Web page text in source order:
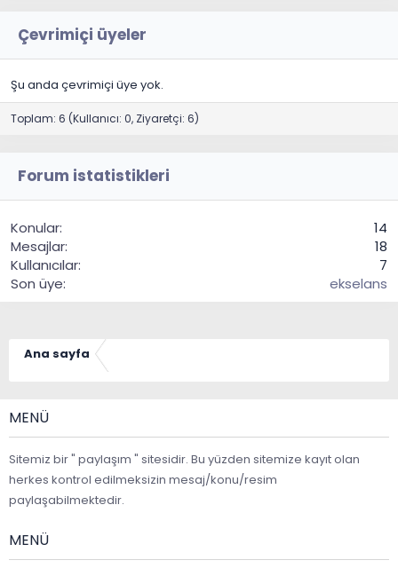
Çevrimiçi üyeler
Şu anda çevrimiçi üye yok.
Toplam: 6 (Kullanıcı: 0, Ziyaretçi: 6)
Forum istatistikleri
Konular
14
Mesajlar
18
Kullanıcılar
7
Son üye
ekselans
Ana sayfa
MENÜ
Sitemiz bir " paylaşım " sitesidir. Bu yüzden sitemize kayıt olan
herkes kontrol edilmeksizin mesaj/konu/resim
paylaşabilmektedir.
MENÜ